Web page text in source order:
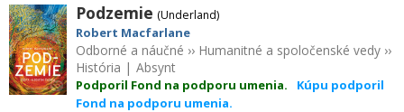
Podzemie (Underland)
Robert Macfarlane
Odborné a náučné ›› Humanitné a spoločenské vedy››
História | Absynt
Podporil Fond na podporu umenia.
Kúpu podporil
Fond na podporu umenia.